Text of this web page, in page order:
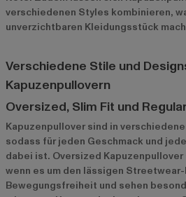
verschiedenen Styles kombinieren,
unverzichtbaren Kleidungsstück
Verschiedene Stile und
Kapuzenpullovern
Oversized, Slim Fit und
Kapuzenpullover sind in
sodass für jeden Geschmack und
dabei ist. Oversized
wenn es um den lässigen
Bewegungsfreiheit und sehen